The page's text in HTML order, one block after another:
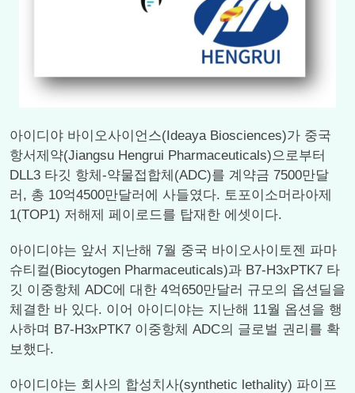
아이디야 바이오사이언스(Ideaya Biosciences)가 중국
항서제약(Jiangsu Hengrui Pharmaceuticals)으로부터
DLL3 타깃 항체-약물접합체(ADC)를 계약금 7500만달
러, 총 10억4500만달러에 사들였다. 토포이소머라아제
1(TOP1) 저해제 페이로드를 탑재한 에셋이다.
아이디야는 앞서 지난해 7월 중국 바이오사이토젠 파마
슈티컬(Biocytogen Pharmaceuticals)과 B7-H3xPTK7 타
깃 이중항체 ADC에 대한 4억650만달러 규모의 옵션딜을
체결한 바 있다. 이어 아이디야는 지난해 11월 옵션을 행
사하며 B7-H3xPTK7 이중항체 ADC의 글로벌 권리를 확
보했다.
아이디야는 회사의 합성치사(synthetic lethality) 파이프